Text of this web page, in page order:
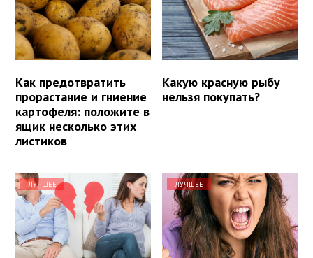
Как предотвратить
прорастание и гниение
картофеля: положите в
ящик несколько этих
листиков
Какую красную рыбу
нельзя покупать?
ЛУЧШЕЕ ЛУЧШЕЕ